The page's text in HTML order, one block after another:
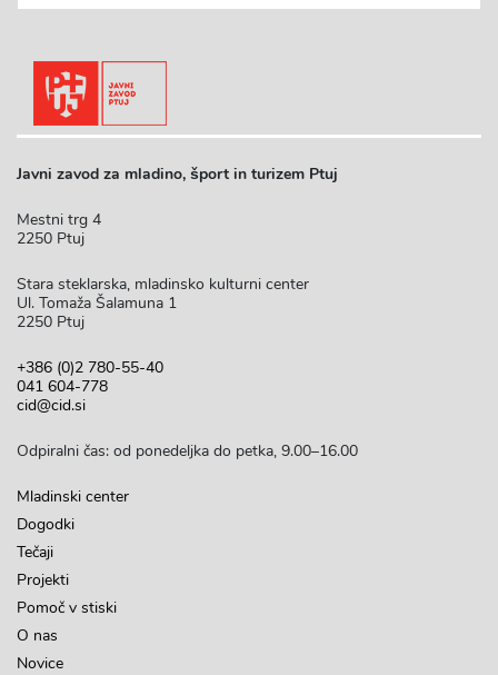
Javni zavod za mladino, šport in turizem Ptuj
Mestni trg 4
2250 Ptuj
Stara steklarska, mladinsko kulturni center
Ul. Tomaža Šalamuna 1
2250 Ptuj
+386 (0)2 780-55-40
041 604-778
cid@cid.si
Odpiralni čas: od ponedeljka do petka, 9.00–16.00
Mladinski center
Dogodki
Tečaji
Projekti
Pomoč v stiski
O nas
Novice